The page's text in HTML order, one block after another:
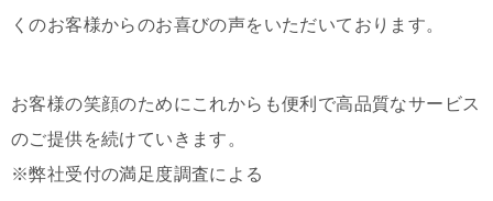
くのお客様からのお喜びの声をいただいております。
お客様の笑顔のためにこれからも便利で高品質なサービス
のご提供を続けていきます。
※弊社受付の満足度調査による